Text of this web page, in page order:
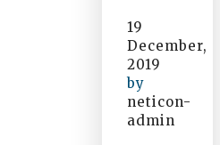
19
December,
2019
by
neticon-
admin